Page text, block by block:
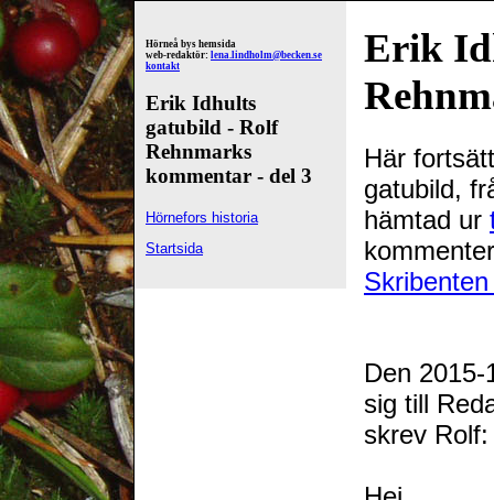
Hörneå bys hemsida
web-redaktör: lena.lindholm@becken.se
kontakt
Erik Idhults
gatubild - Rolf
Rehnmarks
kommentar - del 3
Hörnefors historia
Startsida
Erik
Här
gatubild,
hämtad ur
Skribenten
Den
sig till
skrev Rolf: